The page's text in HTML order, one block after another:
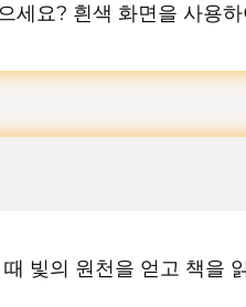
세요? 흰색 화면을 사용
빛의 원천을 얻고 책을